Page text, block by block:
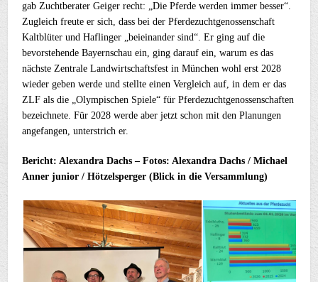
gab Zuchtberater Geiger recht: „Die Pferde werden immer besser“.
Zugleich freute er sich, dass bei der Pferdezuchtgenossenschaft
Kaltblüter und Haflinger „beieinander sind“. Er ging auf die
bevorstehende Bayernschau ein, ging darauf ein, warum es das
nächste Zentrale Landwirtschaftsfest in München wohl erst 2028
wieder geben werde und stellte einen Vergleich auf, in dem er das
ZLF als die „Olympischen Spiele“ für Pferdezuchtgenossenschaften
bezeichnete. Für 2028 werde aber jetzt schon mit den Planungen
angefangen, unterstrich er.
Bericht: Alexandra Dachs – Fotos: Alexandra Dachs / Michael
Anner junior / Hötzelsperger (Blick in die Versammlung)